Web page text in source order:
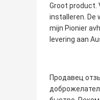
Groot product.
installeren. De
mijn Pionier
levering aan
Продавец